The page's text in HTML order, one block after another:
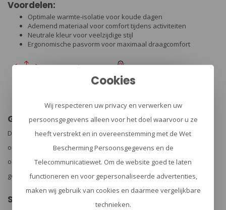
Voordelen:
Optimale warmte-isolatie voor koude dagen
Ademend materiaal voor comfort tijdens activiteiten
Neutrale kleur voor veelzijdige stijl
Ergonomische pasvorm voor maximaal draagcomfort
Goed om te weten
De Balaclava THERMO PERFORMER is machinewasbaar, waardoor
onderhoud eenvoudig is. Het materiaal is duurzaam en ontworpen
om lang mee te gaan, zelfs bij intensief gebruik. Dankzij het lichte
gewicht is het gemakkelijk mee te nemen in je tas of jaszak.
Samenvatting
Cookies
Wij respecteren uw privacy en verwerken uw
persoonsgegevens alleen voor het doel waarvoor u ze
heeft verstrekt en in overeenstemming met de Wet
Bescherming Persoonsgegevens en de
Telecommunicatiewet. Om de website goed te laten
functioneren en voor gepersonaliseerde advertenties,
maken wij gebruik van cookies en daarmee vergelijkbare
technieken.